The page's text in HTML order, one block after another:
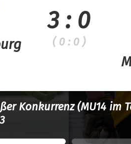
3 : 0
( 0 : 0 )
Konkurrenz (MU14 im